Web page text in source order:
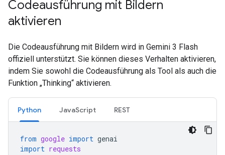
Codeausführung mit Bildern
aktivieren
Die Codeausführung mit Bildern wird in Gemini 3 Flash
offiziell unterstützt. Sie können dieses Verhalten aktivieren,
indem Sie sowohl die Codeausführung als Tool als auch die
Funktion „Thinking“ aktivieren.
Python JavaScript REST
from google import genai
import requests